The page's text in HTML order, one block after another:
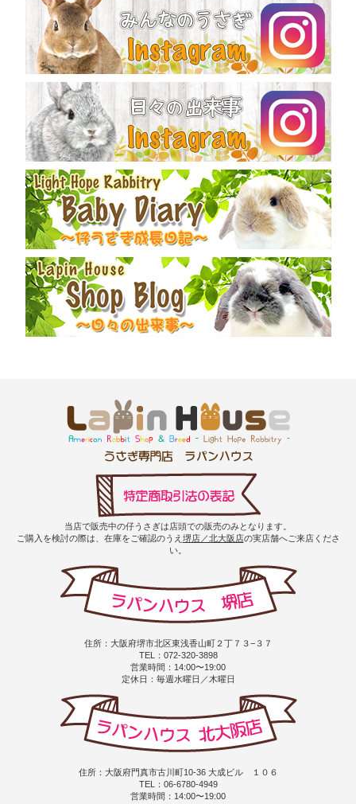
当店で販売中の仔うさぎは店頭での販売のみとなります。
ご購入を検討の際は、在庫をご確認のうえ 堺店／北大阪店の実店舗へご来店くださ
い。
住所：大阪府堺市北区東浅香山町２丁７３−３７
TEL：072-320-3898
営業時間：14:00〜19:00
定休日：毎週水曜日／木曜日
住所：大阪府門真市古川町10-36 大成ビル １０６
TEL：06-6780-4949
営業時間：14:00〜19:00